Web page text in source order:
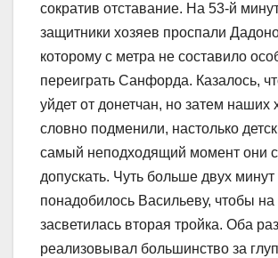
сократив отставание. На 53-й
защитники хозяев проспали
которому с метра не составило
переиграть Санфорда. Казалось,
уйдет от донетчан, но затем наших
словно подменили, настолько
самый неподходящий момент они
допускать. Чуть больше двух минут
понадобилось Васильеву, чтобы на
засветилась вторая тройка. Оба
реализовывал большинство за